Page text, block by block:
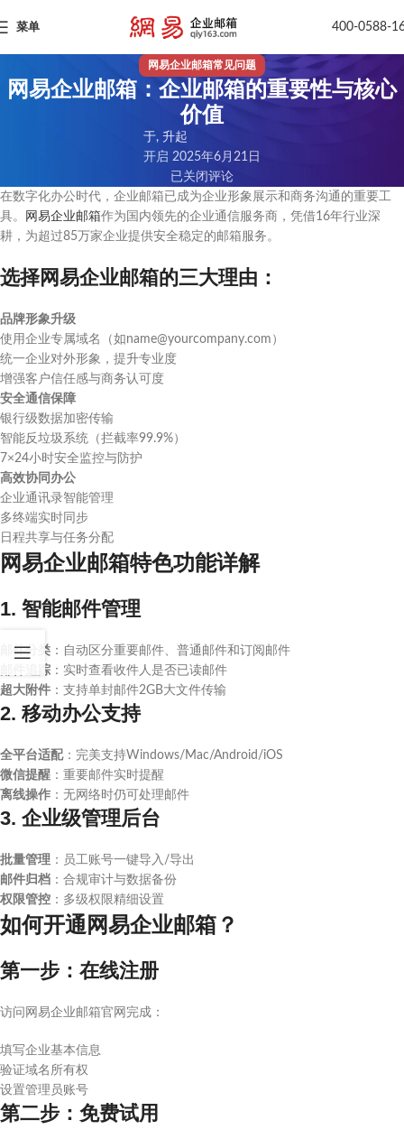
菜单 400-0588-
网易企业邮箱常见问题
网易企业邮箱：企业邮箱的重要性与核心
价值
于, 升起
开启 2025年6月21日
已关闭评论
在数字化办公时代，企业邮箱已成为企业形象展示和商务沟通的重要工
具。
网易企业邮箱作为国内领先的企业通信服务商，凭借16年行业深
耕，为超过85万家企业提供安全稳定的邮箱服务。
选择网易企业邮箱的三大理由：
品牌形象升级
使用企业专属域名（如name@yourcompany.com）
统一企业对外形象，提升专业度
增强客户信任感与商务认可度
安全通信保障
银行级数据加密传输
智能反垃圾系统（拦截率99.9%）
7×24小时安全监控与防护
高效协同办公
企业通讯录智能管理
多终端实时同步
日程共享与任务分配
网易企业邮箱特色功能详解
1. 智能邮件管理
邮件分类 ：自动区分重要邮件、普通邮件和订阅邮件
邮件追踪 ：实时查看收件人是否已读邮件
超大附件 ：支持单封邮件2GB大文件传输
2. 移动办公支持
全平台适配：完美支持Windows/Mac/Android/iOS
微信提醒 ：重要邮件实时提醒
离线操作 ：无网络时仍可处理邮件
3. 企业级管理后台
批量管理 ：员工账号一键导入/导出
邮件归档 ：合规审计与数据备份
权限管控 ：多级权限精细设置
如何开通网易企业邮箱？
第一步：在线注册
访问网易企业邮箱官网完成：
填写企业基本信息
验证域名所有权
设置管理员账号
第二步：免费试用